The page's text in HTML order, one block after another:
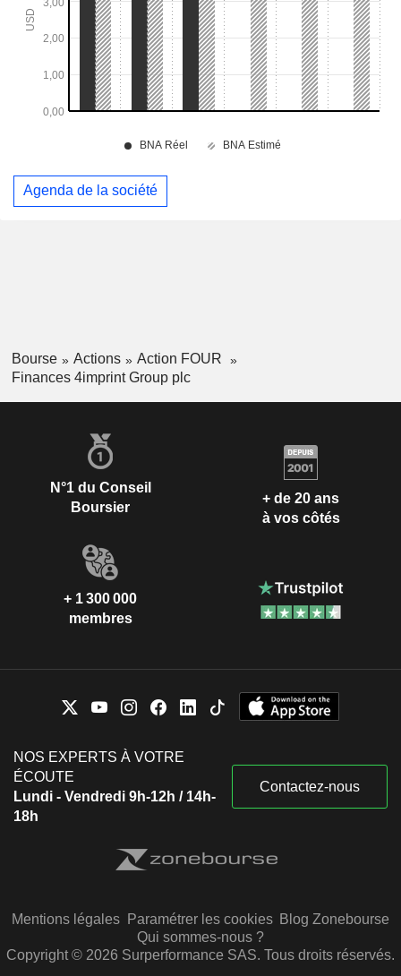
Agenda de la société
Bourse Actions
Action FOUR
Finances 4imprint Group plc
N°1 du Conseil
Boursier
+ de 20 ans
à vos côtés
+ 1 300 000
membres
NOS EXPERTS À VOTRE
ÉCOUTE
Lundi - Vendredi 9h-12h / 14h-
18h
Contactez-nous
Mentions légales Paramétrer les cookies Blog Zonebourse
Qui sommes-nous ?
Copyright © 2026 Surperformance SAS. Tous droits réservés.